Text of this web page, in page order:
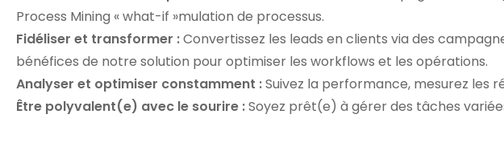
Process Mining « what-if »mulation de processus.
Fidéliser et transformer :Convertissez les leads en clients via des
bénéfices de notre solution pour optimiser les workflows et les opérations.
Analyser et optimiser constamment :Suivez la performance, mesurez les
Être polyvalent(e) avec le sourire :Soyez prêt(e) à gérer des tâches